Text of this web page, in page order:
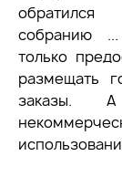
собранию
только
размещать
заказы.